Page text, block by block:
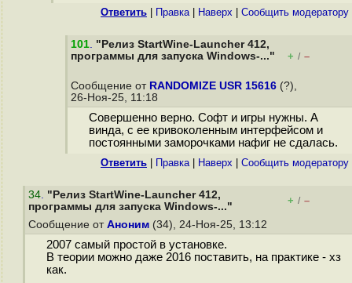
Ответить Правка| Наверх Cообщить модератору
101. "Релиз StartWine-Launcher 412,
программы для запуска Windows-..."
+ / –
Сообщение от RANDOMIZE USR 15616 (?),
26-Ноя-25, 11:18
Совершенно верно. Софт и игры нужны. А
винда, с ее кривоколенным интерфейсом и
постоянными заморочками нафиг не сдалась.
Ответить Правка| Наверх Cообщить модератору
34. "Релиз StartWine-Launcher 412,
программы для запуска Windows-..."
+ / –
Сообщение от Аноним (34), 24-Ноя-25, 13:12
2007 самый простой в установке.
В теории можно даже 2016 поставить, на практике - хз
как.